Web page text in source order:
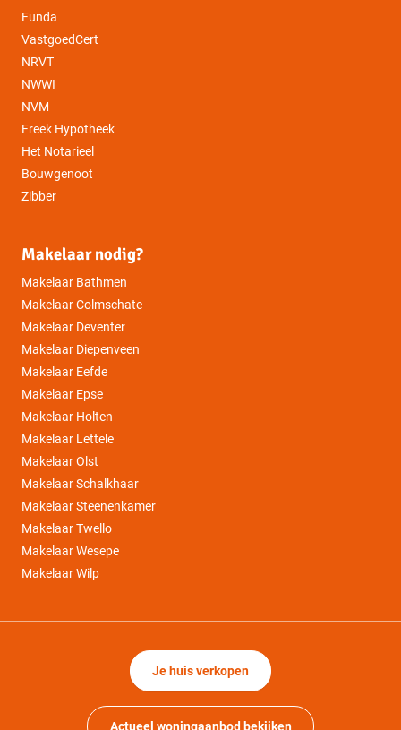
Funda
VastgoedCert
NRVT
NWWI
NVM
Freek Hypotheek
Het Notarieel
Bouwgenoot
Zibber
Makelaar nodig?
Makelaar Bathmen
Makelaar Colmschate
Makelaar Deventer
Makelaar Diepenveen
Makelaar Eefde
Makelaar Epse
Makelaar Holten
Makelaar Lettele
Makelaar Olst
Makelaar Schalkhaar
Makelaar Steenenkamer
Makelaar Twello
Makelaar Wesepe
Makelaar Wilp
Je huis verkopen
Actueel woningaanbod bekijken